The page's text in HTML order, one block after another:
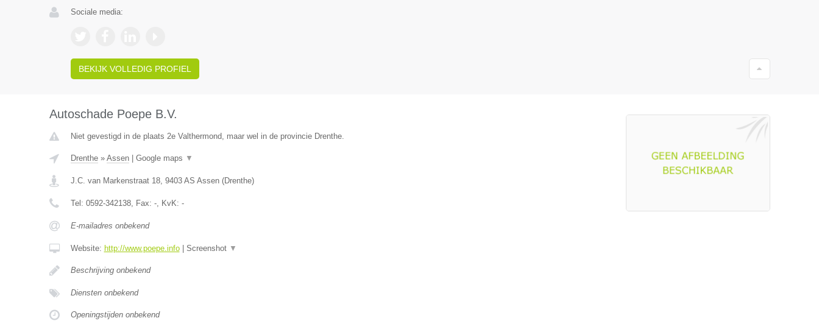
Sociale media:
BEKIJK VOLLEDIG PROFIEL
Autoschade Poepe B.V.
Niet gevestigd in de plaats 2e Valthermond, maar wel in de provincie Drenthe.
Drenthe» Assen| Google maps ▼
J.C. van Markenstraat 18, 9403 AS Assen(Drenthe)
Tel: 0592-342138, Fax: -, KvK: -
E-mailadres onbekend
Website: http://www.poepe.info| Screenshot ▼
Beschrijving onbekend
Diensten onbekend
Openingstijden onbekend